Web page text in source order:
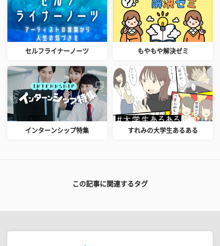
セルフライナーノーツ もやもや解決ゼミ
インターンシップ特集 すれみの大学生あるある
この記事に関連するタグ